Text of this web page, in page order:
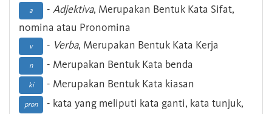
a - Adjektiva, Merupakan Bentuk Kata Sifat,
nomina atau Pronomina
v - Verba, Merupakan Bentuk Kata Kerja
n - Merupakan Bentuk Kata benda
ki - Merupakan Bentuk Kata kiasan
pron
- kata yang meliputi kata ganti, kata tunjuk,